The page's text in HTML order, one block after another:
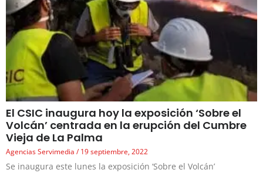
El CSIC inaugura hoy la exposición ‘Sobre el
Volcán’ centrada en la erupción del Cumbre
Vieja de La Palma
Agencias Servimedia 19 septiembre, 2022
Se inaugura este lunes la exposición ‘Sobre el Volcán’